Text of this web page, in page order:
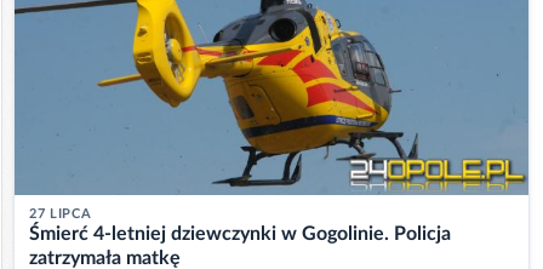
27 LIPCA
Śmierć 4-letniej dziewczynki w Gogolinie. Policja
zatrzymała matkę